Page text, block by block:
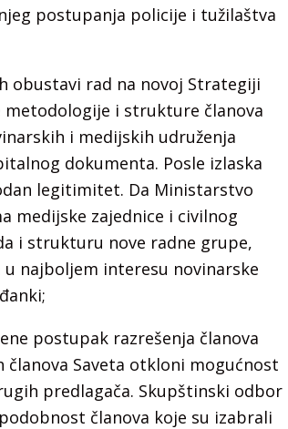
postupanja policije i tužilaštva
obustavi rad na novoj Strategiji
metodologije i strukture članova
i medijskih udruženja
dokumenta. Posle izlaska
legitimitet. Da Ministarstvo
medijske zajednice i civilnog
i strukturu nove radne grupe,
najboljem interesu novinarske
postupak razrešenja članova
članova Saveta otkloni mogućnost
predlagača. Skupštinski odbor
članova koje su izabrali